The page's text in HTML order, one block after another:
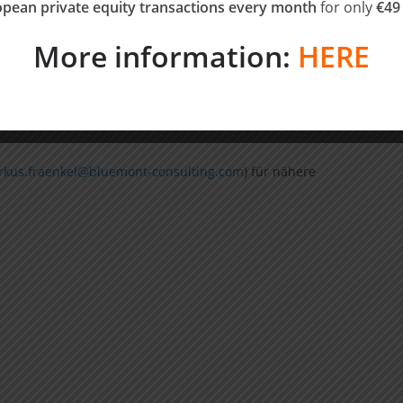
| Industrial | eCommerce |
consulting.com) für nähere
private equity transactions every month for only
More information: HERE